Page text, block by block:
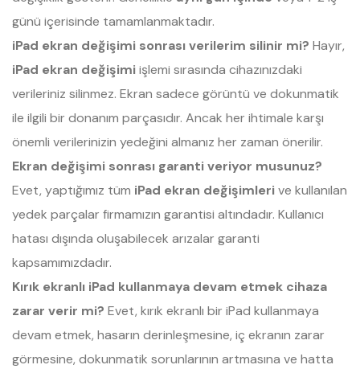
günü içerisinde tamamlanmaktadır.
iPad ekran değişimi sonrası verilerim silinir mi? Hayır,
iPad ekran değişimiişlemi sırasında cihazınızdaki
verileriniz silinmez. Ekran sadece görüntü ve dokunmatik
ile ilgili bir donanım parçasıdır. Ancak her ihtimale karşı
önemli verilerinizin yedeğini almanız her zaman önerilir.
Ekran değişimi sonrası garanti veriyor musunuz?
Evet, yaptığımız tüm iPad ekran değişimlerive kullanılan
yedek parçalar firmamızın garantisi altındadır. Kullanıcı
hatası dışında oluşabilecek arızalar garanti
kapsamımızdadır.
Kırık ekranlı iPad kullanmaya devam etmek cihaza
zarar verir mi? Evet, kırık ekranlı bir iPad kullanmaya
devam etmek, hasarın derinleşmesine, iç ekranın zarar
görmesine, dokunmatik sorunlarının artmasına ve hatta